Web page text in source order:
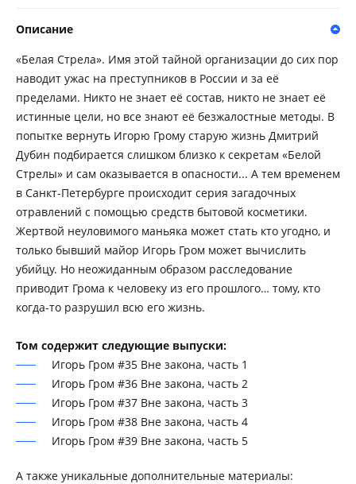
Описание
«Белая Стрела». Имя этой тайной организации до сих пор
наводит ужас на преступников в России и за её
пределами. Никто не знает её состав, никто не знает её
истинные цели, но все знают её безжалостные методы. В
попытке вернуть Игорю Грому старую жизнь Дмитрий
Дубин подбирается слишком близко к секретам «Белой
Стрелы» и сам оказывается в опасности... А тем временем
в Санкт-Петербурге происходит серия загадочных
отравлений с помощью средств бытовой косметики.
Жертвой неуловимого маньяка может стать кто угодно, и
только бывший майор Игорь Гром может вычислить
убийцу. Но неожиданным образом расследование
приводит Грома к человеку из его прошлого… тому, кто
когда-то разрушил всю его жизнь.
Том содержит следующие выпуски:
Игорь Гром #35 Вне закона, часть 1
Игорь Гром #36 Вне закона, часть 2
Игорь Гром #37 Вне закона, часть 3
Игорь Гром #38 Вне закона, часть 4
Игорь Гром #39 Вне закона, часть 5
А также уникальные дополнительные материалы: